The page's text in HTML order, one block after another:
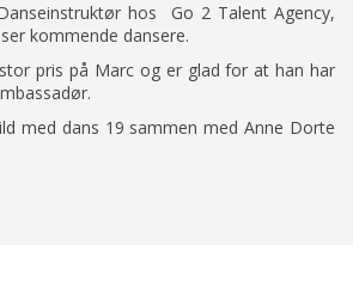
hos
Go 2 Talent Agency,
kommende dansere.
pris på Marc og er glad for at han har
med dans 19 sammen med Anne Dorte